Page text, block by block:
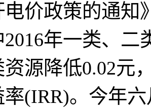
电价政策的通知
年一类、二
源降低0.02元
率(IRR)。今年